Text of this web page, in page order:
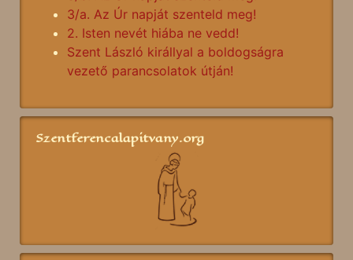
3/a. Az Úr napját szenteld meg!
2. Isten nevét hiába ne vedd!
Szent László királlyal a boldogságra
vezető parancsolatok útján!
Szentferencalapitvany.org